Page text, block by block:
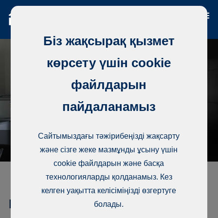
Кондоминиум, Almadies
Біз жақсырақ қызмет
көрсету үшін cookie
файлдарын
пайдаланамыз
Сайтымыздағы тәжірибеңізді жақсарту
және сізге жеке мазмұнды ұсыну үшін
cookie файлдарын және басқа
технологияларды қолданамыз. Кез
келген уақытта келісіміңізді өзгертуге
болады.